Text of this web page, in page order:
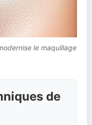
le maquillage
de